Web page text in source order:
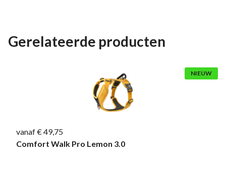
Gerelateerde producten
NIEUW
vanaf € 49,75
Comfort Walk Pro Lemon 3.0